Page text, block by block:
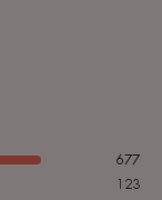
677
123